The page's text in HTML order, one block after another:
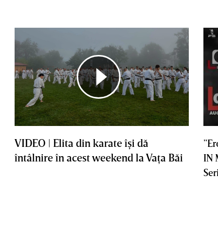
VIDEO | Elita din karate îşi dă
întâlnire în acest weekend la Vaţa Băi
IN